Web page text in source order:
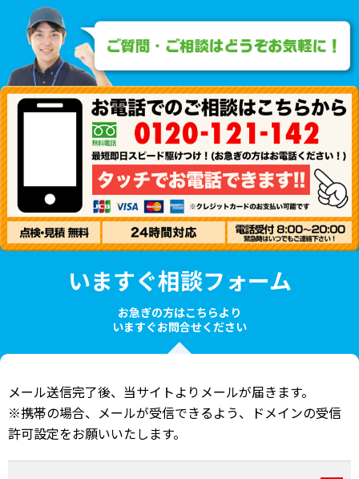
いますぐ相談フォーム
お急ぎの方はこちらより
いますぐお問合せください
メール送信完了後、当サイトよりメールが届きます。
※携帯の場合、メールが受信できるよう、ドメインの受信
許可設定をお願いいたします。